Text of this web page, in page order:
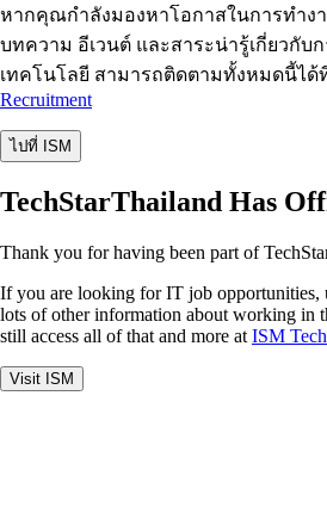
หากคุณกำลังมองหาโอกาสในการทำง
บทความ อีเวนต์ และสาระน่ารู้เกี่ยวกับ
เทคโนโลยี สามารถติดตามทั้งหมดนี้ได้
Recruitment
ไปที่ ISM
TechStarThailand Has
Thank you for having been part of
If you are looking for IT job opportunities,
lots of other information about working in
still access all of that and more at ISM
Visit ISM